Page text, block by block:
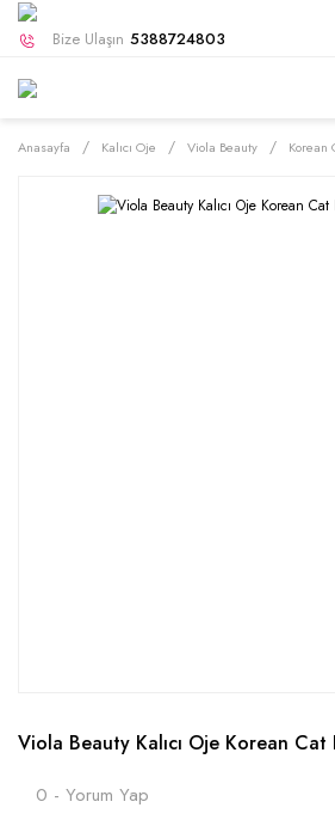
Bize Ulaşın 5388724803
Anasayfa Kalıcı Oje Viola Beauty Korean
Viola Beauty Kalıcı Oje Korean
0 - Yorum Yap